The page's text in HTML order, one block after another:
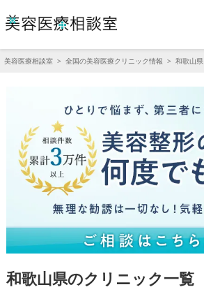
美容医療相談室 > 全国の美容医療クリニック情報 > 和歌山県
和歌山県のクリニック一覧